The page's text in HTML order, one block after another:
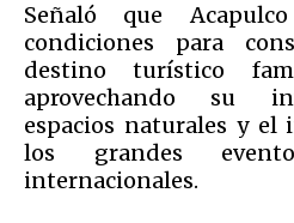
Señaló que
condiciones para
destino turístico
aprovechando su
espacios naturales y el
los grandes
internacionales.